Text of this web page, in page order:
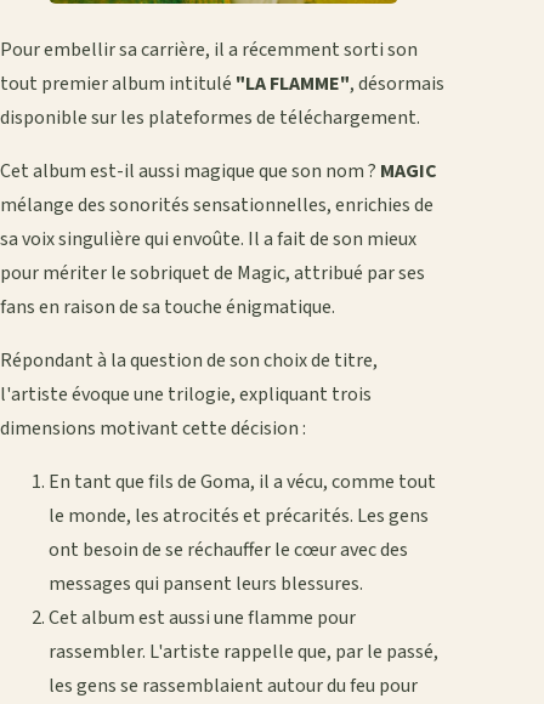
Pour embellir sa carrière, il a récemment sorti son
tout premier album intitulé "LA FLAMME", désormais
disponible sur les plateformes de téléchargement.
Cet album est-il aussi magique que son nom ? MAGIC
mélange des sonorités sensationnelles, enrichies de
sa voix singulière qui envoûte. Il a fait de son mieux
pour mériter le sobriquet de Magic, attribué par ses
fans en raison de sa touche énigmatique.
Répondant à la question de son choix de titre,
l'artiste évoque une trilogie, expliquant trois
dimensions motivant cette décision :
En tant que fils de Goma, il a vécu, comme tout
le monde, les atrocités et précarités. Les gens
ont besoin de se réchauffer le cœur avec des
messages qui pansent leurs blessures.
Cet album est aussi une flamme pour
rassembler. L'artiste rappelle que, par le passé,
les gens se rassemblaient autour du feu pour